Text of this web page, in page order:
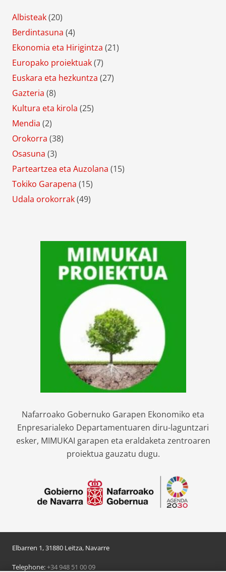
Albisteak(20)
Berdintasuna (4)
Ekonomia eta Hirigintza (21)
Europako proiektuak(7)
Euskara eta hezkuntza (27)
Gazteria (8)
Kultura eta kirola (25)
Mendia (2)
Orokorra (38)
Osasuna (3)
Parteartzea eta Auzolana (15)
Tokiko Garapena (15)
Udala orokorrak(49)
Nafarroako Gobernuko Garapen Ekonomiko eta
Enpresarialeko Departamentuaren diru-laguntzari
esker, MIMUKAI garapen eta eraldaketa zentroaren
proiektua gauzatu dugu.
Elbarren 1, 31880 Leitza, Navarre
Telephone:+34 948 51 00 09